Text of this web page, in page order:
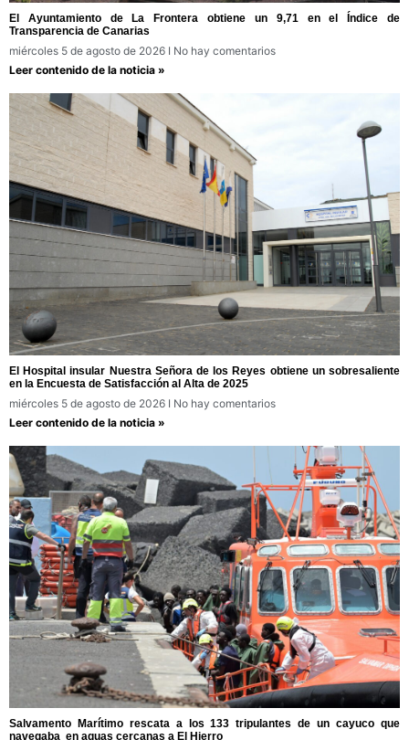
El Ayuntamiento de La Frontera obtiene un 9,71 en el Índice de
Transparencia de Canarias
miércoles 5 de agosto de 2026
No hay comentarios
Leer contenido de la noticia »
El Hospital insular Nuestra Señora de los Reyes obtiene un sobresaliente
en la Encuesta de Satisfacción al Alta de 2025
miércoles 5 de agosto de 2026
No hay comentarios
Leer contenido de la noticia »
Salvamento Marítimo rescata a los 133 tripulantes de un cayuco que
navegaba en aguas cercanas a El Hierro